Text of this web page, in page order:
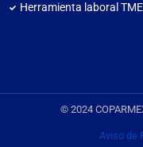
Herramienta laboral
© 2024
Aviso de